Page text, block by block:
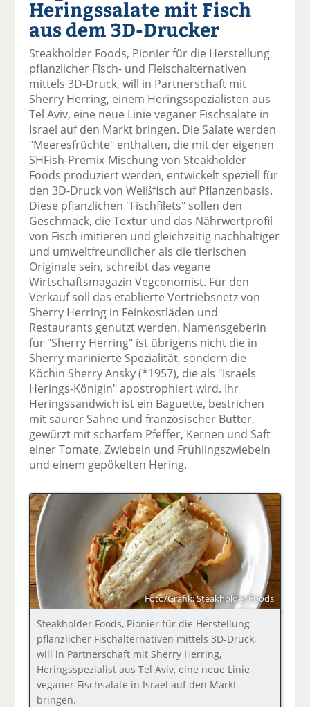
el
a
uf
F
ac
e
b
o
o
k
te
il
e
n
el
t
tt
er
n
el
a
Li
n
k
e
di
n
te
il
e
n
E
m
l
v
er
se
d
e
ck
e
Heringssalate mit Fisch
aus dem 3D-Drucker
Steakholder Foods, Pionier für die Herstellung
pflanzlicher Fisch- und Fleischalternativen
mittels 3D-Druck, will in Partnerschaft mit
Sherry Herring, einem Heringsspezialisten aus
Tel Aviv, eine neue Linie veganer Fischsalate in
Israel auf den Markt bringen. Die Salate werden
"Meeresfrüchte" enthalten, die mit der eigenen
SHFish-Premix-Mischung von Steakholder
Foods produziert werden, entwickelt speziell für
den 3D-Druck von Weißfisch auf Pflanzenbasis.
Diese pflanzlichen "Fischfilets" sollen den
Geschmack, die Textur und das Nährwertprofil
von Fisch imitieren und gleichzeitig nachhaltiger
und umweltfreundlicher als die tierischen
Originale sein, schreibt das vegane
Wirtschaftsmagazin Vegconomist. Für den
Verkauf soll das etablierte Vertriebsnetz von
Sherry Herring in Feinkostläden und
Restaurants genutzt werden. Namensgeberin
für "Sherry Herring" ist übrigens nicht die in
Sherry marinierte Spezialität, sondern die
Köchin Sherry Ansky (*1957), die als "Israels
Herings-Königin" apostrophiert wird. Ihr
Heringssandwich ist ein Baguette, bestrichen
mit saurer Sahne und französischer Butter,
gewürzt mit scharfem Pfeffer, Kernen und Saft
einer Tomate, Zwiebeln und Frühlingszwiebeln
und einem gepökelten Hering.
Foto/Grafik: Steakholder Foods
Steakholder Foods, Pionier für die Herstellung
pflanzlicher Fischalternativen mittels 3D-Druck,
will in Partnerschaft mit Sherry Herring,
Heringsspezialist aus Tel Aviv, eine neue Linie
veganer Fischsalate in Israel auf den Markt
bringen.